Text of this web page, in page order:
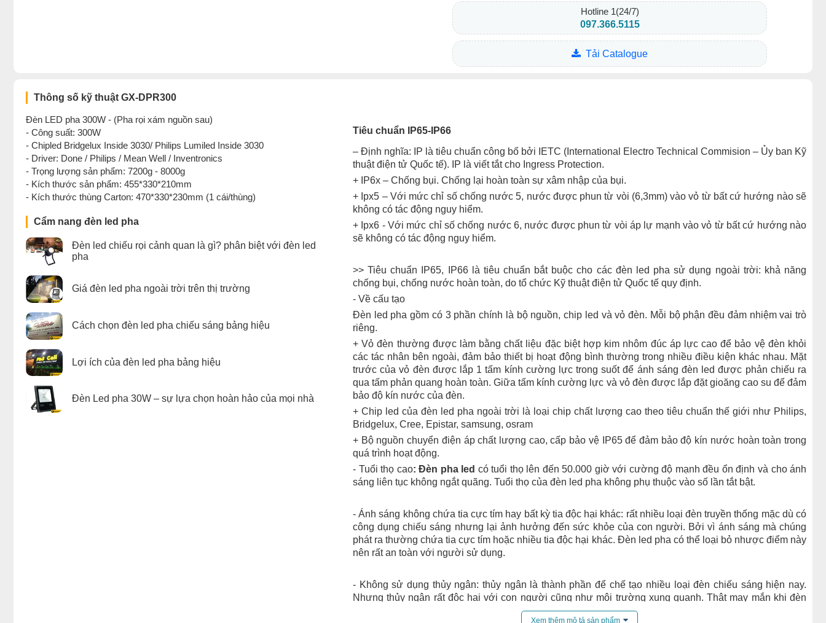
Hotline 1(24/7)
097.366.5115
Tải Catalogue
Thông số kỹ thuật GX-DPR300
Đèn LED pha 300W - (Pha rọi xám nguồn sau)
- Công suất: 300W
- Chipled Bridgelux Inside 3030/ Philips Lumiled Inside 3030
- Driver: Done / Philips / Mean Well / Inventronics
- Trọng lượng sản phẩm: 7200g - 8000g
- Kích thước sản phẩm: 455*330*210mm
- Kích thước thùng Carton: 470*330*230mm (1 cái/thùng)
Cẩm nang đèn led pha
Đèn led chiếu rọi cảnh quan là gì? phân biệt với đèn led
pha
Giá đèn led pha ngoài trời trên thị trường
Cách chọn đèn led pha chiếu sáng bảng hiệu
Lợi ích của đèn led pha bảng hiệu
Đèn Led pha 30W – sự lựa chọn hoàn hảo của mọi nhà
Tiêu chuẩn IP65-IP66
– Định nghĩa: IP là tiêu chuẩn công bố bởi IETC (International Electro Technical Commision – Ủy ban Kỹ
thuật điện tử Quốc tế). IP là viết tắt cho Ingress Protection.
+ IP6x – Chống bụi. Chống lại hoàn toàn sự xâm nhập của bụi.
+ Ipx5 – Với mức chỉ số chống nước 5, nước được phun từ vòi (6,3mm) vào vỏ từ bất cứ hướng nào sẽ
không có tác động nguy hiểm.
+ Ipx6 - Với mức chỉ số chống nước 6, nước được phun từ vòi áp lự mạnh vào vỏ từ bất cứ hướng nào
sẽ không có tác động nguy hiểm.
>> Tiêu chuẩn IP65, IP66 là tiêu chuẩn bắt buộc cho các đèn led pha sử dụng ngoài trời: khả năng
chống bụi, chống nước hoàn toàn, do tổ chức Kỹ thuật điện tử Quốc tế quy định.
- Về cấu tạo
Đèn led pha gồm có 3 phần chính là bộ nguồn, chip led và vỏ đèn. Mỗi bộ phận đều đảm nhiệm vai trò
riêng.
+ Vỏ đèn thường được làm bằng chất liệu đặc biệt hợp kim nhôm đúc áp lực cao để bảo vệ đèn khỏi
các tác nhân bên ngoài, đảm bảo thiết bị hoạt động bình thường trong nhiều điều kiện khác nhau. Mặt
trước của vỏ đèn được lắp 1 tấm kính cường lực trong suốt để ánh sáng đèn led được phản chiếu ra
qua tấm phản quang hoàn toàn. Giữa tấm kính cường lực và vỏ đèn được lắp đặt gioăng cao su để đảm
bảo độ kín nước của đèn.
+ Chip led của đèn led pha ngoài trời là loại chip chất lượng cao theo tiêu chuẩn thế giới như Philips,
Bridgelux, Cree, Epistar, samsung, osram
+ Bộ nguồn chuyển điện áp chất lượng cao, cấp bảo vệ IP65 để đảm bảo độ kín nước hoàn toàn trong
quá trình hoạt động.
- Tuổi thọ cao: Đèn pha led có tuổi thọ lên đến 50.000 giờ với cường độ mạnh đều ổn định và cho ánh
sáng liên tục không ngắt quãng. Tuổi thọ của đèn led pha không phụ thuộc vào số lần tắt bật.
- Ánh sáng không chứa tia cực tím hay bất kỳ tia độc hại khác: rất nhiều loại đèn truyền thống mặc dù có
công dụng chiếu sáng nhưng lại ảnh hưởng đến sức khỏe của con người. Bởi vì ánh sáng mà chúng
phát ra thường chứa tia cực tím hoặc nhiều tia độc hại khác. Đèn led pha có thể loại bỏ nhược điểm này
nên rất an toàn với người sử dụng.
- Không sử dụng thủy ngân: thủy ngân là thành phần để chế tạo nhiều loại đèn chiếu sáng hiện nay.
Nhưng thủy ngân rất độc hại với con người cũng như môi trường xung quanh. Thật may mắn khi đèn
led pha chiếu sáng bảng hiệu không hề chưa thủy ngân. Bạn có thể an tâm sử dụng nó cho bất kỳ
Xem thêm mô tả sản phẩm